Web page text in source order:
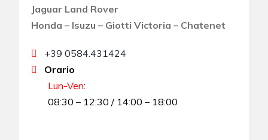
Jaguar Land Rover
Honda – Isuzu – Giotti Victoria – Chatenet
+39 0584.431424
Orario
Lun-Ven:
08:30 – 12:30 / 14:00 – 18:00